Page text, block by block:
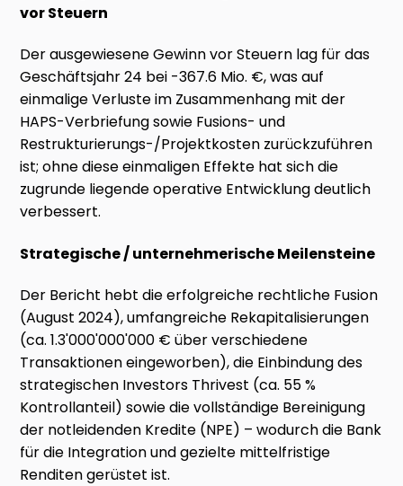
vor Steuern
Der ausgewiesene Gewinn vor Steuern lag für das
Geschäftsjahr 24 bei -367.6 Mio. €, was auf
einmalige Verluste im Zusammenhang mit der
HAPS-Verbriefung sowie Fusions- und
Restrukturierungs-/Projektkosten zurückzuführen
ist; ohne diese einmaligen Effekte hat sich die
zugrunde liegende operative Entwicklung deutlich
verbessert.
Strategische / unternehmerische Meilensteine
Der Bericht hebt die erfolgreiche rechtliche Fusion
(August 2024), umfangreiche Rekapitalisierungen
(ca. 1.3'000'000'000 € über verschiedene
Transaktionen eingeworben), die Einbindung des
strategischen Investors Thrivest (ca. 55 %
Kontrollanteil) sowie die vollständige Bereinigung
der notleidenden Kredite (NPE) – wodurch die Bank
für die Integration und gezielte mittelfristige
Renditen gerüstet ist.